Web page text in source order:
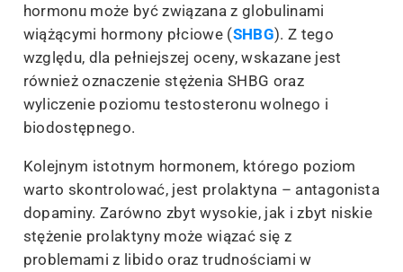
hormonu może być związana z globulinami
wiążącymi hormony płciowe (SHBG). Z tego
względu, dla pełniejszej oceny, wskazane jest
również oznaczenie stężenia SHBG oraz
wyliczenie poziomu testosteronu wolnego i
biodostępnego.
Kolejnym istotnym hormonem, którego poziom
warto skontrolować, jest prolaktyna – antagonista
dopaminy. Zarówno zbyt wysokie, jak i zbyt niskie
stężenie prolaktyny może wiązać się z
problemami z libido oraz trudnościami w